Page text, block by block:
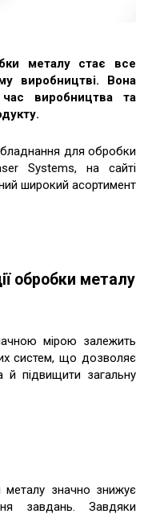
металу стає все
виробництві. Вона
виробництва та
для обробки
Systems, на сайті
широкий асортимент
обробки металу
мірою залежить
систем, що дозволяє
й підвищити загальну
металу значно знижує
завдань. Завдяки